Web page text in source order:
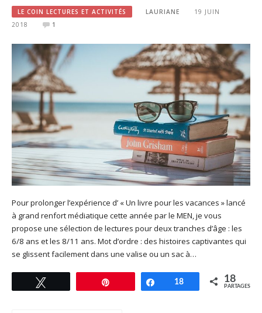
LE COIN LECTURES ET ACTIVITÉS LAURIANE
19 JUIN
2018
1
Pour prolonger l’expérience d’ « Un livre pour les vacances » lancé
à grand renfort médiatique cette année par le MEN, je vous
propose une sélection de lectures pour deux tranches d’âge : les
6/8 ans et les 8/11 ans. Mot d’ordre : des histoires captivantes qui
se glissent facilement dans une valise ou un sac à…
Enregistrer Partagez
18 18
PARTAGES